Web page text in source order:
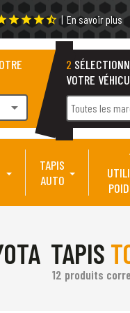
starstarstarstar_half | En savoir plus
arrow_drop_down
2
VOTRE
Toutes les
TAPIS
AUTO
TAPIS
12 produits